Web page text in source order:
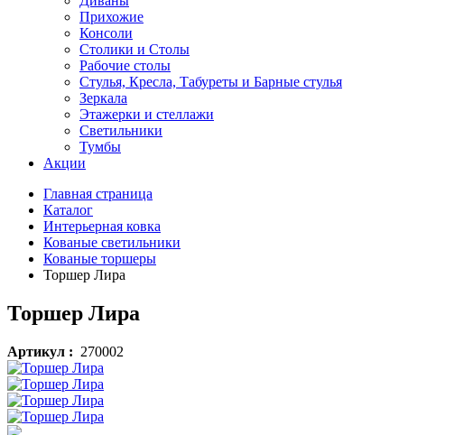
Прихожие
Консоли
Столики и Столы
Рабочие столы
Стулья, Кресла, Табуреты и Барные стулья
Зеркала
Этажерки и стеллажи
Светильники
Тумбы
Акции
Главная страница
Каталог
Интерьерная ковка
Кованые светильники
Кованые торшеры
Торшер Лира
Торшер Лира
Артикул : 270002